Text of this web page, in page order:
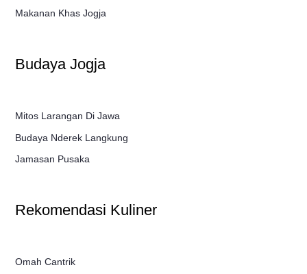
Makanan Khas Jogja
Budaya Jogja
Mitos Larangan Di Jawa
Budaya Nderek Langkung
Jamasan Pusaka
Rekomendasi Kuliner
Omah Cantrik